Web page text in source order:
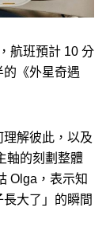
航班預計 10 分
《外星奇遇
解彼此，以及
軸的刻劃整體
Olga，表示知
大了」的瞬間